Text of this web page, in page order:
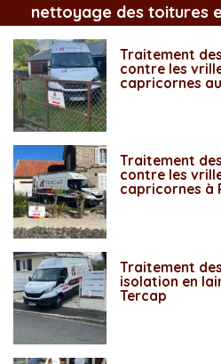
nettoyage des toitures
Traitement
contre les
capricornes
Traitement
contre les
capricornes à
Traitement
isolation en
Tercap